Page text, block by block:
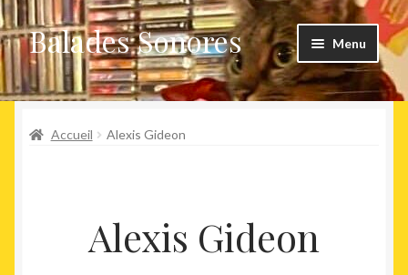
Aller
à
la
navigation
Aller
au
contenu
Balades Sonores Menu
Boutique
Nouveaux arrivages
Accueil Alexis Gideon
Alexis Gideon